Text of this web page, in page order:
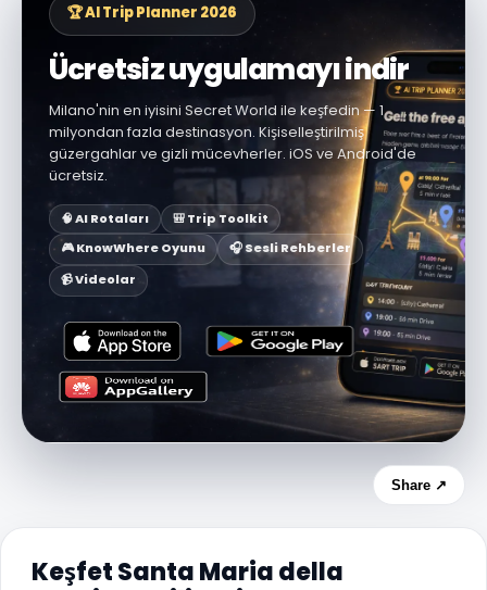
🏆 AI Trip Planner 2026
Ücretsiz uygulamayı indir
Milano'nin en iyisini Secret World ile keşfedin — 1
milyondan fazla destinasyon. Kişiselleştirilmiş
güzergahlar ve gizli mücevherler. iOS ve Android'de
ücretsiz.
🧠 AI Rotaları
🎒 Trip Toolkit
🎮 KnowWhere Oyunu
🎧 Sesli Rehberler
📹 Videolar
Share ↗
Keşfet Santa Maria della